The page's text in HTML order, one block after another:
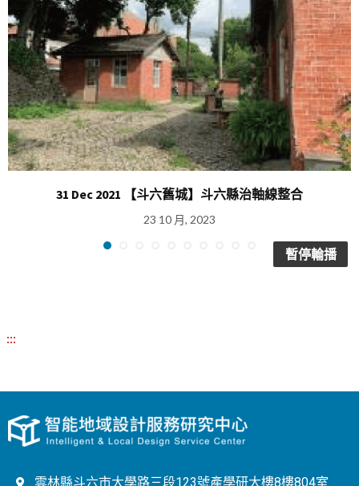
31 Dec 2021 【斗六舊城】斗六縣治軸線整合
23 10 月, 2023
暫停輪播
:::
雲林縣斗六市大學路三段123號產學研大樓8樓804室